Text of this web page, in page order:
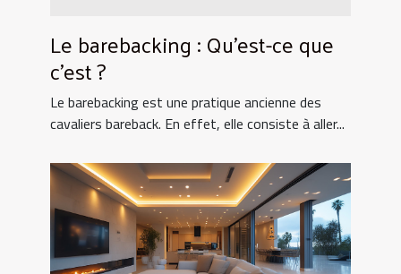
Le barebacking : Qu’est-ce que
c’est ?
Le barebacking est une pratique ancienne des
cavaliers bareback. En effet, elle consiste à aller...